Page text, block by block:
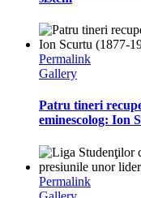
Permalink
Gallery
Patru tineri
eminescolog: Ion
Permalink